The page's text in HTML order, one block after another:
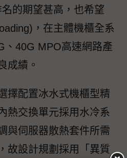
的期望甚高，也希望
，在主體機櫃全系
、40G MPO高速網路產
成績。
擇配置冰水式機櫃型精
熱交換單元採用水冷系
與伺服器散熱套件所需
故設計規劃採用「異質